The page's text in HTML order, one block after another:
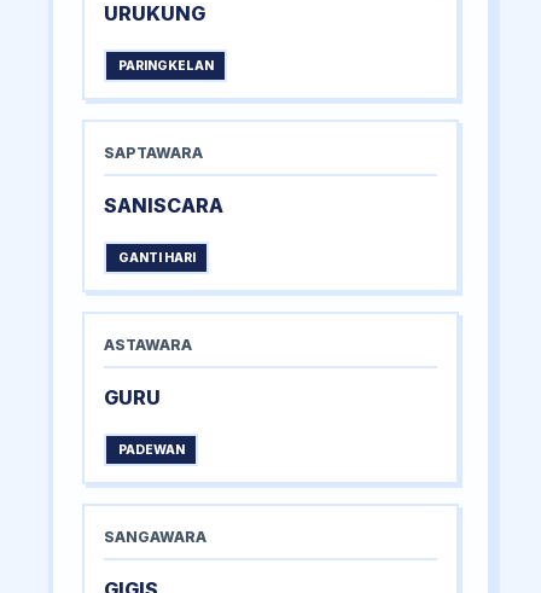
URUKUNG
PARINGKELAN
SAPTAWARA
SANISCARA
GANTI HARI
ASTAWARA
GURU
PADEWAN
SANGAWARA